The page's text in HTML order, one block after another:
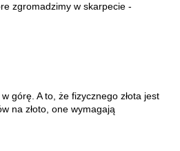
zgromadzimy w skarpecie -
górę. A to, że fizycznego złota jest
na złoto, one wymagają